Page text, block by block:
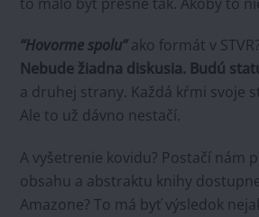
“Hovorme spolu”ako formát v STVR?
Nebude žiadna diskusia. Budú
a druhej strany. Každá kŕmi svoje
Ale to už dávno nestačí.
A vyšetrenie kovidu? Postačí nám
obsahu a abstraktu knihy
Amazone? To má byť výsledok